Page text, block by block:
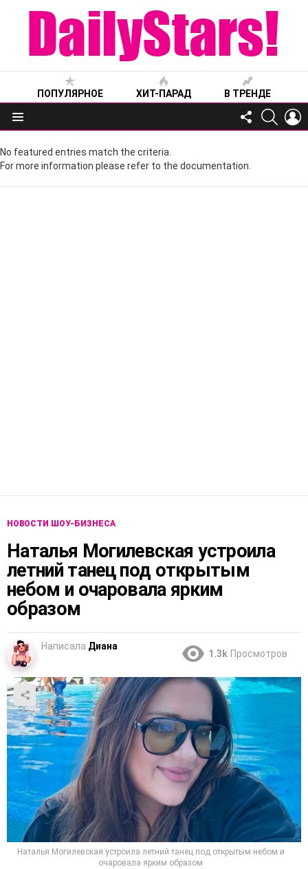
ПОПУЛЯРНОЕ ХИТ-ПАРАД В ТРЕНДЕ
Меню
FOLLOW
US
No featured entries match the criteria.
For more information please refer to the documentation.
НОВОСТИ ШОУ-БИЗНЕСА
Наталья Могилевская устроила
летний танец под открытым
небом и очаровала ярким
образом
Написала Диана
1.3k Просмотров
Наталья Могилевская устроила летний танец под открытым небом и
очаровала ярким образом